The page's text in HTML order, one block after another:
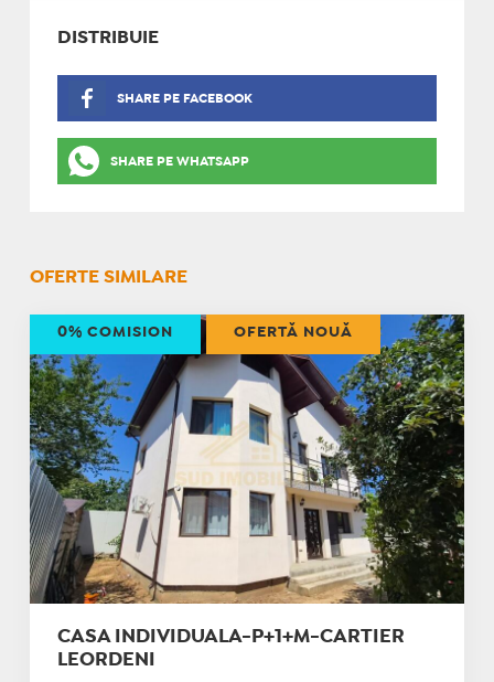
DISTRIBUIE
SHARE PE FACEBOOK
SHARE PE WHATSAPP
OFERTE SIMILARE
CASA INDIVIDUALA-P+1+M-CARTIER
LEORDENI
0% COMISION OFERTĂ NOUĂ